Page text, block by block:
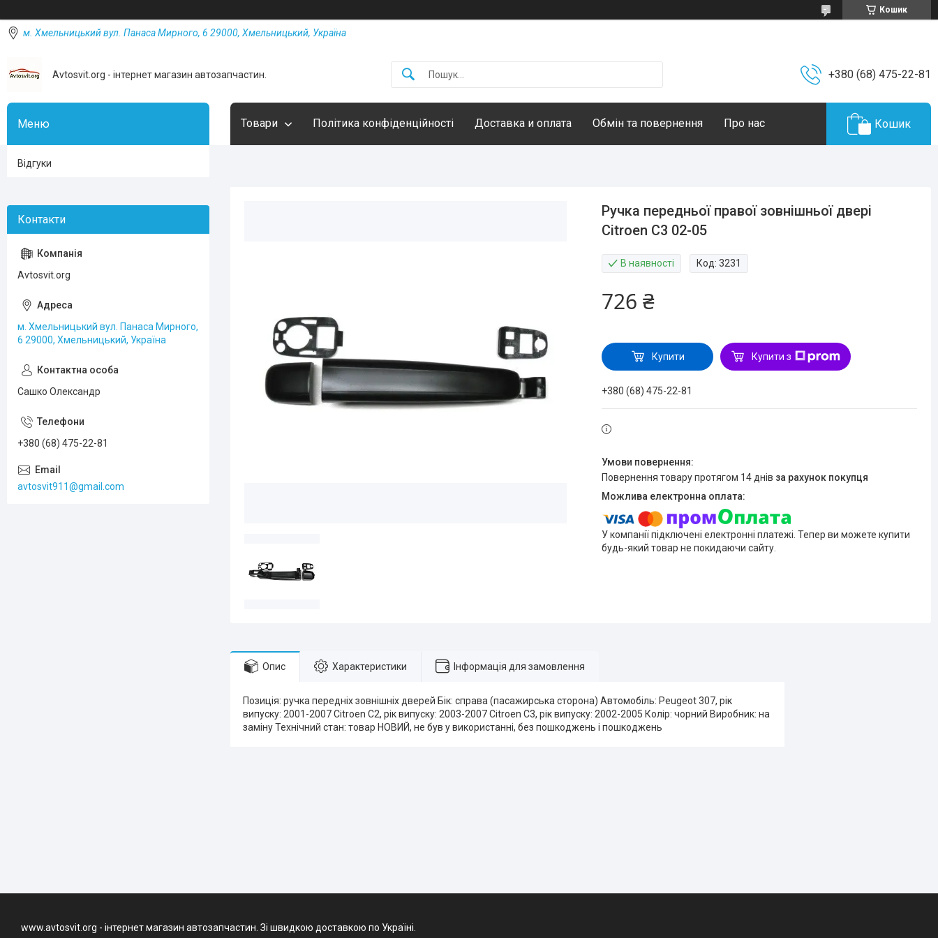
Кошик
м. Хмельницький вул. Панаса Мирного, 6 29000, Хмельницький, Україна
Avtosvit.org - інтернет магазин автозапчастин. +380 (68) 475-22-81
Товари Політика конфіденційності Доставка и оплата Обмін та повернення Про нас Кошик
Ручка передньої правої зовнішньої двері
Citroen C3 02-05
В наявності Код:3231
726 ₴
Купити Купити з
+380 (68) 475-22-81
повернення товару протягом 14 днів за рахунок покупця
У компанії підключені електронні платежі. Тепер ви можете купити
будь-який товар не покидаючи сайту.
Опис Характеристики Інформація для замовлення
Позиція: ручка передніх зовнішніх дверей Бік: справа (пасажирська сторона) Автомобіль: Peugeot 307, рік
випуску: 2001-2007 Citroen C2, рік випуску: 2003-2007 Citroen C3, рік випуску: 2002-2005 Колір: чорний Виробник: на
заміну Технічний стан: товар НОВИЙ, не був у використанні, без пошкоджень і пошкоджень
Відгуки
Avtosvit.org
м. Хмельницький вул. Панаса Мирного,
6 29000, Хмельницький, Україна
Сашко Олександр
+380 (68) 475-22-81
avtosvit911@gmail.com
www.avtosvit.org - інтернет магазин автозапчастин. Зі швидкою доставкою по Україні.